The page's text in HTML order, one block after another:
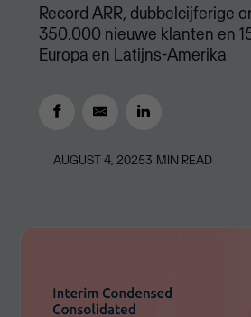
Record ARR, dubbelcijferige
350.000 nieuwe klanten en
Europa en Latijns-Amerika
AUGUST 4, 20253 MIN READ